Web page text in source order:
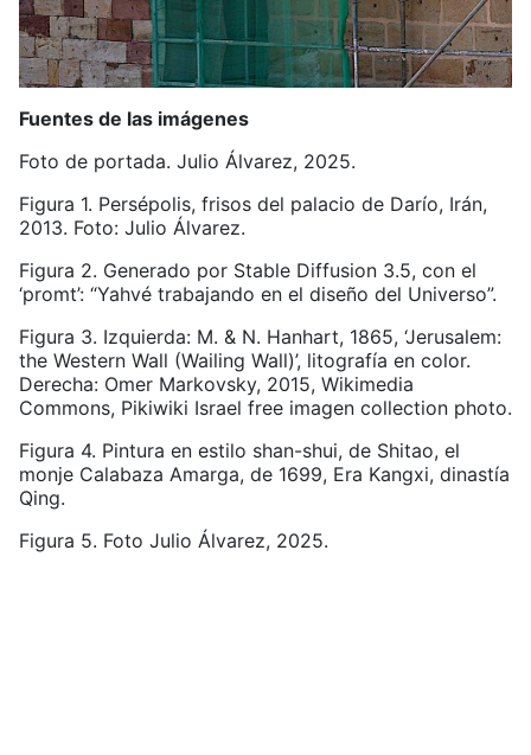
Fuentes de las imágenes
Foto de portada. Julio Álvarez, 2025.
Figura 1. Persépolis, frisos del palacio de Darío, Irán,
2013. Foto: Julio Álvarez.
Figura 2. Generado por Stable Diffusion 3.5, con el
‘promt’: “Yahvé trabajando en el diseño del Universo”.
Figura 3. Izquierda: M. & N. Hanhart, 1865, ‘Jerusalem:
the Western Wall (Wailing Wall)’, litografía en color.
Derecha: Omer Markovsky, 2015, Wikimedia
Commons, Pikiwiki Israel free imagen collection photo.
Figura 4. Pintura en estilo shan-shui, de Shitao, el
monje Calabaza Amarga, de 1699, Era Kangxi, dinastía
Qing.
Figura 5. Foto Julio Álvarez, 2025.